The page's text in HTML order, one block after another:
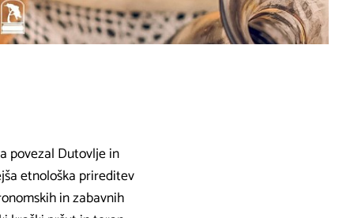
povezal Dutovlje in
etnološka prireditev
in zabavnih